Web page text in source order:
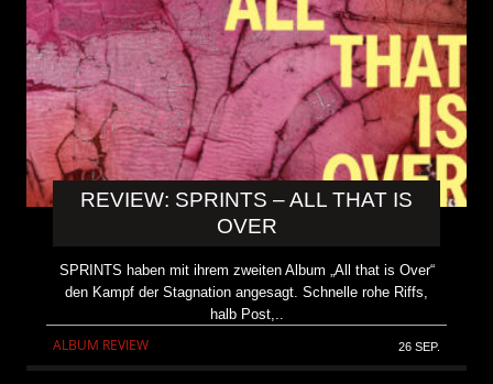
REVIEW: SPRINTS – ALL THAT IS
OVER
SPRINTS haben mit ihrem zweiten Album „All that is Over“
den Kampf der Stagnation angesagt. Schnelle rohe Riffs,
halb Post,..
ALBUM REVIEW 26 SEP.